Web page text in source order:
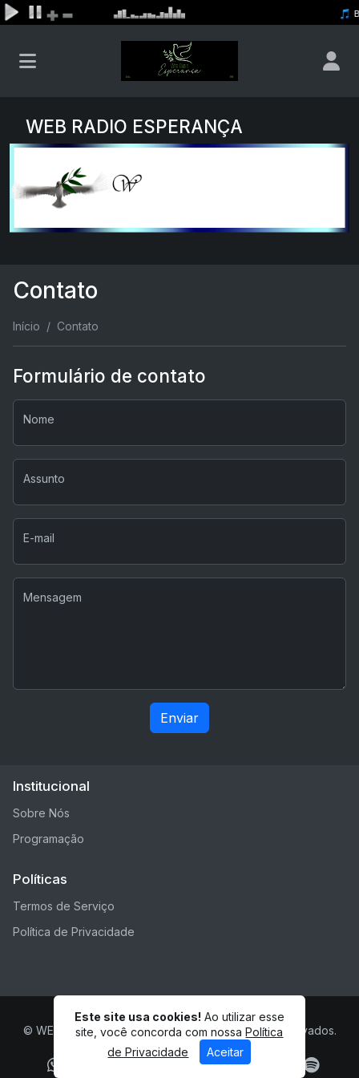
WEB RADIO ESPERANÇA
Contato
Início Contato
Formulário de contato
Nome
Assunto
E-mail
Mensagem
Enviar
Institucional
Sobre Nós
Programação
Políticas
Termos de Serviço
Política de Privacidade
© WEB RADIO ESPERANCA - Todos os direitos reservados.
Este site usa cookies! Ao utilizar esse
site, você concorda com nossaPolítica
de Privacidade
Aceitar